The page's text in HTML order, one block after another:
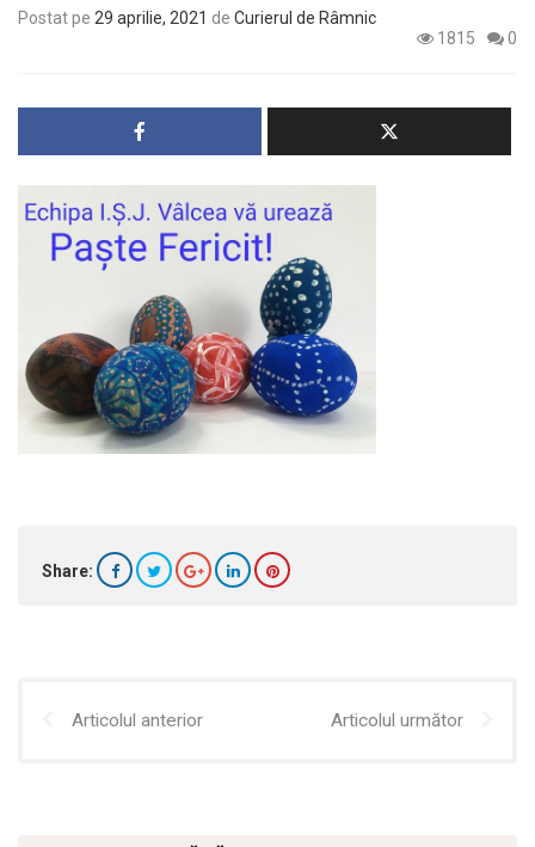
Postat pe 29 aprilie, 2021 de Curierul de Râmnic
1815
0
Share:
Articolul anterior Articolul următor